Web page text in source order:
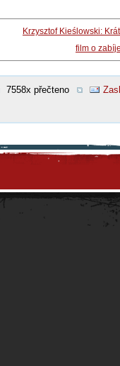
Krzysztof Kieślowski:
film o
7558x přečteno